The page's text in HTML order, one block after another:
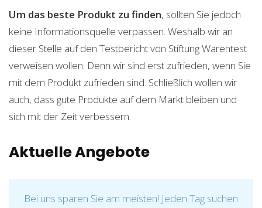
Um das beste Produkt zu finden, sollten Sie jedoch
keine Informationsquelle verpassen. Weshalb wir an
dieser Stelle auf den Testbericht von Stiftung Warentest
verweisen wollen. Denn wir sind erst zufrieden, wenn Sie
mit dem Produkt zufrieden sind. Schließlich wollen wir
auch, dass gute Produkte auf dem Markt bleiben und
sich mit der Zeit verbessern.
Aktuelle Angebote
Bei uns sparen Sie am meisten! Jeden Tag suchen